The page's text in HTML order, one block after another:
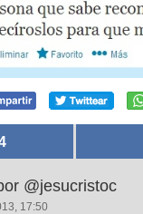
@jesucristoc
17:50